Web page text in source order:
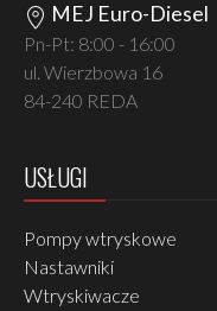
MEJ Euro-Diesel
Pn-Pt: 8:00 - 16:00
ul. Wierzbowa 16
84-240 REDA
USŁUGI
Pompy wtryskowe
Nastawniki
Wtryskiwacze